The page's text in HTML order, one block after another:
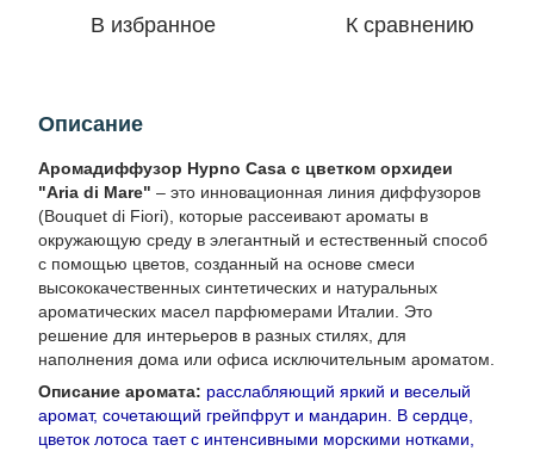
В избранное К сравнению
Описание
Аромадиффузор Hypno Casa с цветком орхидеи
"Aria di Mare" – это инновационная линия диффузоров
(Bouquet di Fiori), которые рассеивают ароматы в
окружающую среду в элегантный и естественный способ
с помощью цветов, созданный на основе смеси
высококачественных синтетических и натуральных
ароматических масел парфюмерами Италии. Это
решение для интерьеров в разных стилях, для
наполнения дома или офиса исключительным ароматом.
Описание аромата: расслабляющий яркий и веселый
аромат, сочетающий грейпфрут и мандарин. В сердце,
цветок лотоса тает с интенсивными морскими нотками,